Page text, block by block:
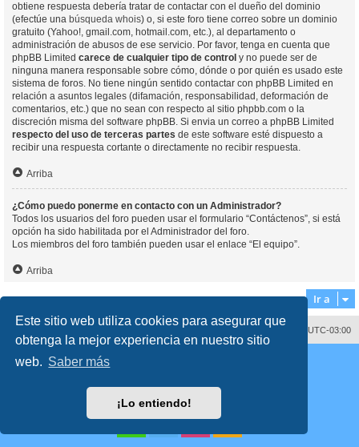
Este sitio web utiliza cookies para asegurar que
obtenga la mejor experiencia en nuestro sitio
web. Saber más
¡Lo entiendo!
obtiene respuesta debería tratar de contactar con el dueño del dominio
(efectúe una búsqueda whois) o, si este foro tiene correo sobre un dominio
gratuito (Yahoo!, gmail.com, hotmail.com, etc.), al departamento o
administración de abusos de ese servicio. Por favor, tenga en cuenta que
phpBB Limited carece de cualquier tipo de control y no puede ser de
ninguna manera responsable sobre cómo, dónde o por quién es usado este
sistema de foros. No tiene ningún sentido contactar con phpBB Limited en
relación a asuntos legales (difamación, responsabilidad, deformación de
comentarios, etc.) que no sean con respecto al sitio phpbb.com o la
discreción misma del software phpBB. Si envia un correo a phpBB Limited
respecto del uso de terceras partes de este software esté dispuesto a
recibir una respuesta cortante o directamente no recibir respuesta.
Arriba
¿Cómo puedo ponerme en contacto con un Administrador?
Todos los usuarios del foro pueden usar el formulario “Contáctenos”, si está
opción ha sido habilitada por el Administrador del foro.
Los miembros del foro también pueden usar el enlace “El equipo”.
Arriba
Ir a
Todos los horarios son UTC-03:00
Borrar cookies
Desarrollado por
® Forum Software © phpBB Limited
Traducción al español porphpBB España
Condiciones